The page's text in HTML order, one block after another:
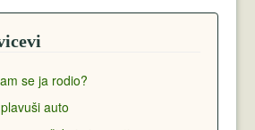
se ja rodio?
auto